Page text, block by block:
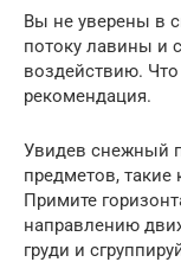
Вы не уверены в
потоку лавины и
воздействию.
рекомендация.
Увидев снежный
предметов,
Примите
направлению
груди и